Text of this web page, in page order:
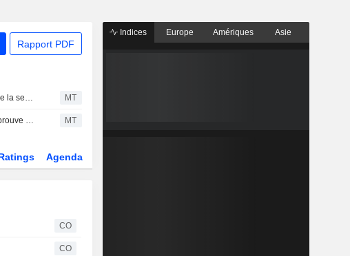
Rapport PDF
Le Swiss Market Index termine la semaine sur une note positive ; Amrize chute MT
Le régulateur britannique approuve le traitement de Novartis contre l'urticaire chronique spontanée MT
Agenda
CO
CO
Indices Europe Amériques Asie